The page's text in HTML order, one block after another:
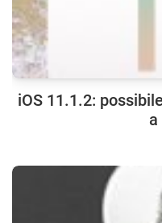
iOS 11.1.2:
a